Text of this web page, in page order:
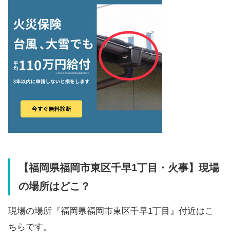
【福岡県福岡市東区千早1丁目・火事】現場
の場所はどこ？
現場の場所『福岡県福岡市東区千早1丁目』付近はこ
ちらです。